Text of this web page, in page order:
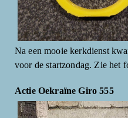
Na een mooie kerkdienst
voor de startzondag. Zie het
Actie Oekraïne Giro 555